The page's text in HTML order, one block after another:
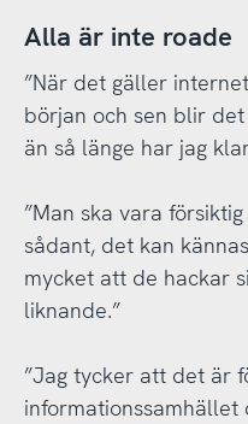
Alla är inte roade
”När det gäller
början och sen blir
än så länge har jag
”Man ska vara
sådant, det kan
mycket att de hackar
liknande.”
”Jag tycker att det är
informationssamhället